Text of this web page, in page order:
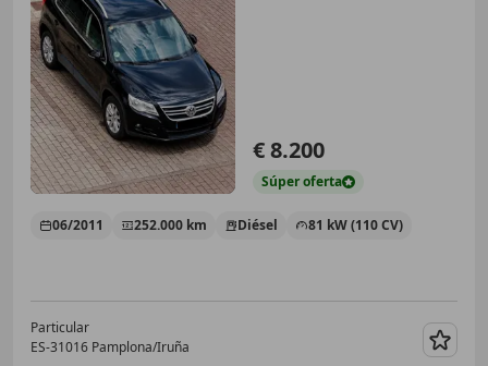
€ 8.200
Súperoferta
06/2011 252.000 km Diésel 81 kW (110 CV)
Particular
ES-31016 Pamplona/Iruña